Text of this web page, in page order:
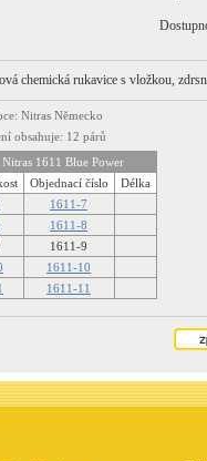
chemická rukavice s vložkou,
Nitras Německo
obsahuje: 12 párů
Nitras 1611 Blue Power
Objednací číslo
Délka
1611-7
1611-8
1611-9
1611-10
1611-11